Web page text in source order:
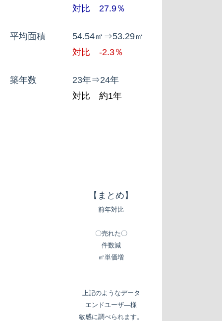
対比 27.9％
平均面積 54.54㎡⇒53.29㎡
対比 -2.3％
築年数 23年⇒24年
対比 約1年
【まとめ】
前年対比
〇売れた〇
件数減
㎡単価増
上記のようなデータ
エンドユーザ―様
敏感に調べられます。